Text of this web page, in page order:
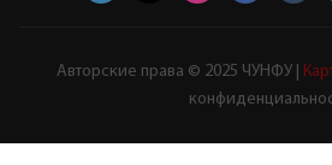
Авторские права © 2025 ЧУНФУ |